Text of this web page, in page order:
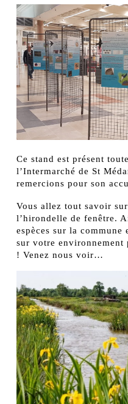
Ce stand est présent
l’Intermarché de St
remercions pour son
Vous allez tout savoir
l’hirondelle de fenêtre.
espèces sur la
sur votre environnement
! Venez nous voir…